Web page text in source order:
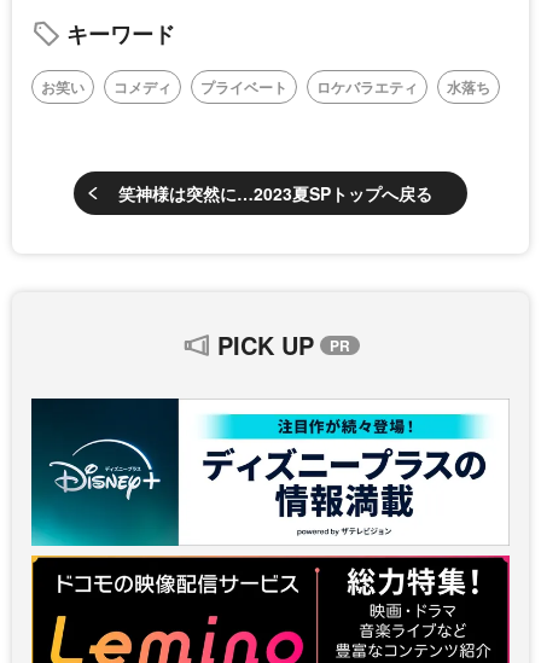
キーワード
お笑い コメディ プライベート ロケバラエティ 水落ち
笑神様は突然に…2023夏SPトップへ戻る
PICK UP